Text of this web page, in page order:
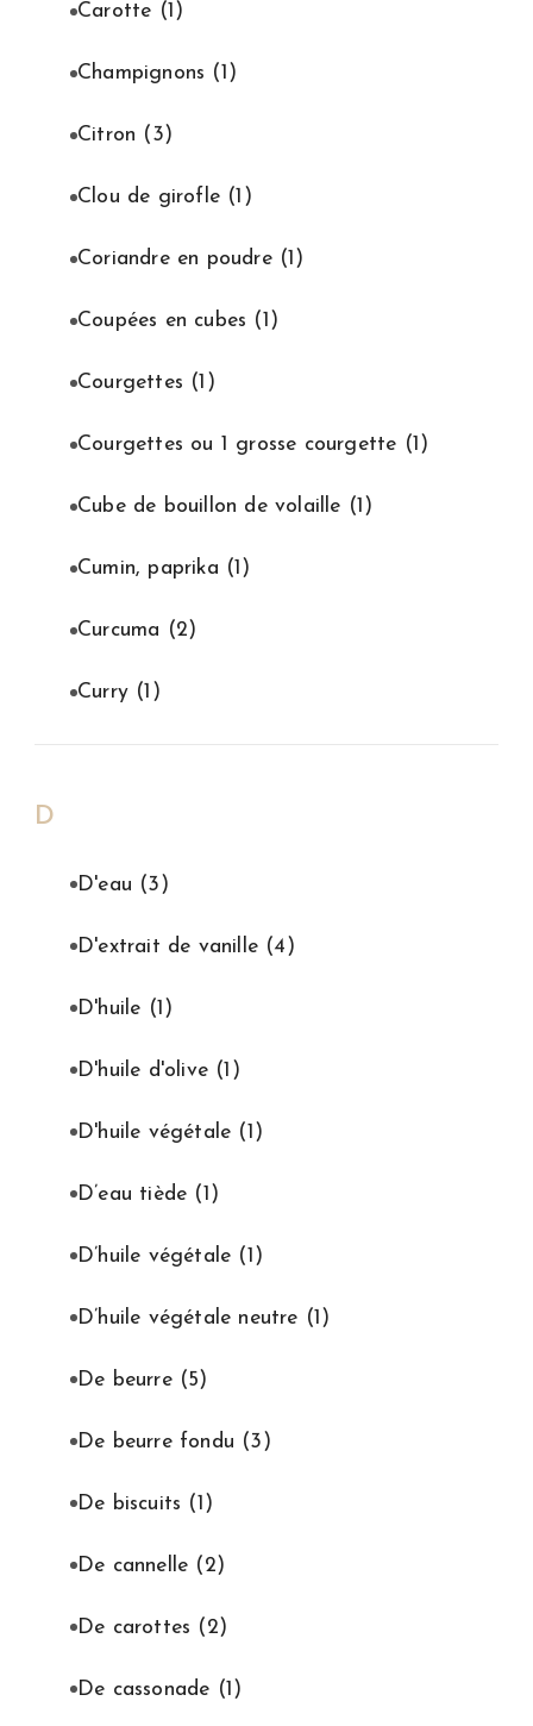
Carotte (1)
Champignons (1)
Citron (3)
Clou de girofle (1)
Coriandre en poudre (1)
Coupées en cubes (1)
Courgettes (1)
Courgettes ou 1 grosse courgette (1)
Cube de bouillon de volaille (1)
Cumin, paprika (1)
Curcuma (2)
Curry (1)
D
D'eau (3)
D'extrait de vanille (4)
D'huile (1)
D'huile d'olive (1)
D'huile végétale (1)
D’eau tiède (1)
D’huile végétale (1)
D’huile végétale neutre (1)
De beurre (5)
De beurre fondu (3)
De biscuits (1)
De cannelle (2)
De carottes (2)
De cassonade (1)